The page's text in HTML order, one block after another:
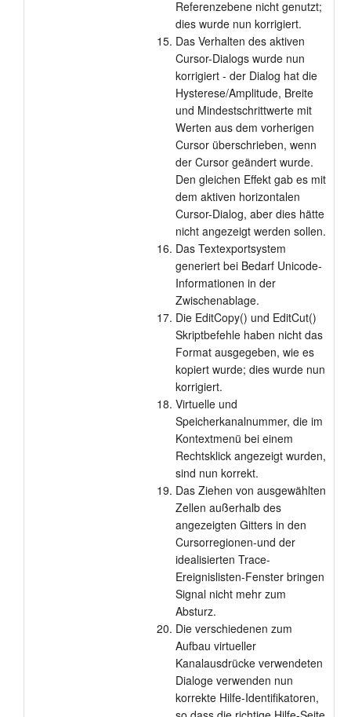
Referenzebene nicht genutzt;
dies wurde nun korrigiert.
Das Verhalten des aktiven
Cursor-Dialogs wurde nun
korrigiert - der Dialog hat die
Hysterese/Amplitude, Breite
und Mindestschrittwerte mit
Werten aus dem vorherigen
Cursor überschrieben, wenn
der Cursor geändert wurde.
Den gleichen Effekt gab es mit
dem aktiven horizontalen
Cursor-Dialog, aber dies hätte
nicht angezeigt werden sollen.
Das Textexportsystem
generiert bei Bedarf Unicode-
Informationen in der
Zwischenablage.
Die EditCopy() und EditCut()
Skriptbefehle haben nicht das
Format ausgegeben, wie es
kopiert wurde; dies wurde nun
korrigiert.
Virtuelle und
Speicherkanalnummer, die im
Kontextmenü bei einem
Rechtsklick angezeigt wurden,
sind nun korrekt.
Das Ziehen von ausgewählten
Zellen außerhalb des
angezeigten Gitters in den
Cursorregionen-und der
idealisierten Trace-
Ereignislisten-Fenster bringen
Signal nicht mehr zum
Absturz.
Die verschiedenen zum
Aufbau virtueller
Kanalausdrücke verwendeten
Dialoge verwenden nun
korrekte Hilfe-Identifikatoren,